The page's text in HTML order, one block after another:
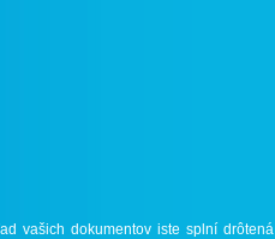
vašich dokumentov iste splní drôtená